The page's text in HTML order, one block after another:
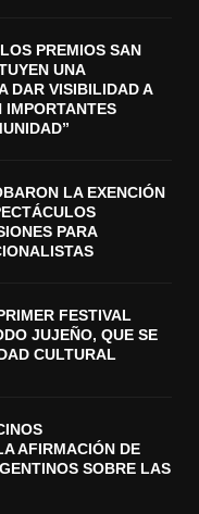
PREMIOS SAN
UNA
DAR VISIBILIDAD A
IMPORTANTES
LA EXENCIÓN
PARA
FESTIVAL
JUJEÑO, QUE SE
CULTURAL
AFIRMACIÓN DE
SOBRE LAS